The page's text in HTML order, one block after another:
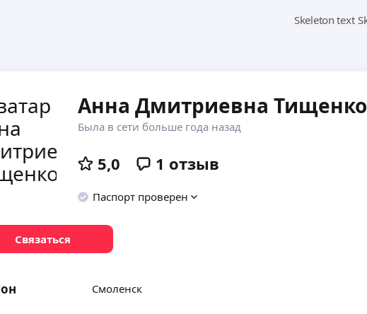
Анна Дмитриевна Тищенко
Была в сети больше года назад
5,0 1 отзыв
Паспорт проверен
Связаться
Смоленск